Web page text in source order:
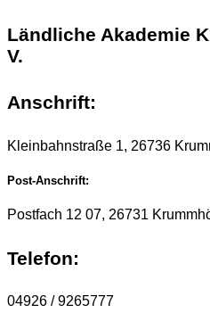
Ländliche Akademie
V.
Anschrift:
Kleinbahnstraße 1, 26736
Post-Anschrift:
Postfach 12 07, 26731
Telefon:
04926 / 9265777